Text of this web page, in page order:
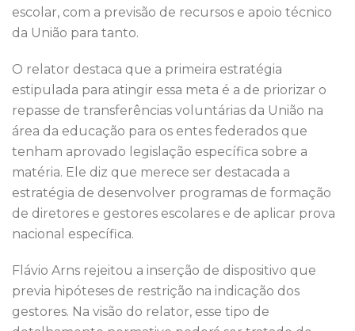
escolar, com a previsão de recursos e apoio técnico
da União para tanto.
O relator destaca que a primeira estratégia
estipulada para atingir essa meta é a de priorizar o
repasse de transferências voluntárias da União na
área da educação para os entes federados que
tenham aprovado legislação específica sobre a
matéria. Ele diz que merece ser destacada a
estratégia de desenvolver programas de formação
de diretores e gestores escolares e de aplicar prova
nacional específica.
Flávio Arns rejeitou a inserção de dispositivo que
previa hipóteses de restrição na indicação dos
gestores. Na visão do relator, esse tipo de